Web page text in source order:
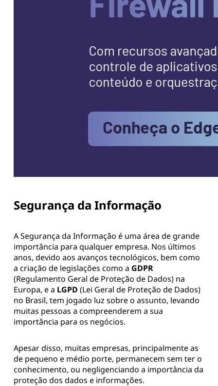
Segurança da Informação
A Segurança da Informação é uma área de grande
importância para qualquer empresa. Nos últimos
anos, devido aos avanços tecnológicos, bem como
a criação de legislações como a GDPR
(Regulamento Geral de Proteção de Dados) na
Europa, e a LGPD (Lei Geral de Proteção de Dados)
no Brasil, tem jogado luz sobre o assunto, levando
muitas pessoas a compreenderem a sua
importância para os negócios.
Apesar disso, muitas empresas, principalmente as
de pequeno e médio porte, permanecem sem ter o
conhecimento, ou negligenciando a importância da
proteção dos dados e informações.